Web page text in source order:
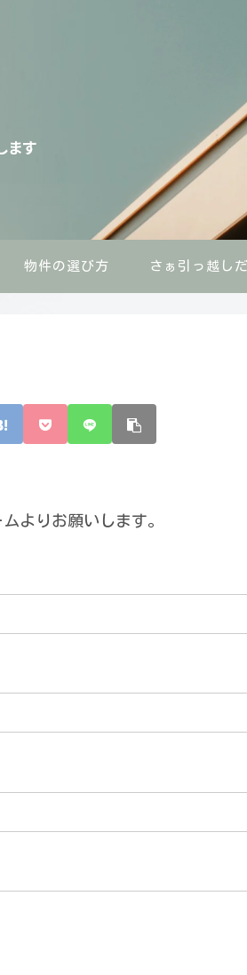
物件の選び方 さぁ引っ越しだ
よりお願いします。